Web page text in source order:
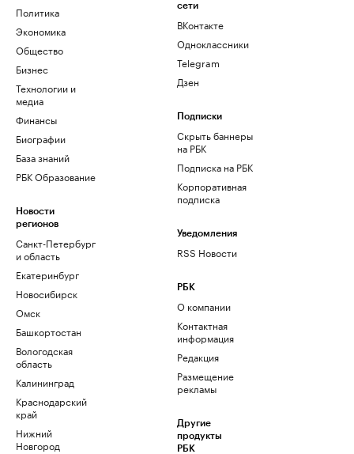
Политика
Экономика
Общество
Бизнес
Технологии и
медиа
Финансы
Биографии
База знаний
РБК Образование
Новости
регионов
Санкт-Петербург
и область
Екатеринбург
Новосибирск
Омск
Башкортостан
Вологодская
область
Калининград
Краснодарский
край
Нижний
Новгород
сети
ВКонтакте
Одноклассники
Telegram
Дзен
Подписки
Скрыть баннеры
на РБК
Подписка на РБК
Корпоративная
подписка
Уведомления
RSS Новости
РБК
О компании
Контактная
информация
Редакция
Размещение
рекламы
Другие
продукты
РБК